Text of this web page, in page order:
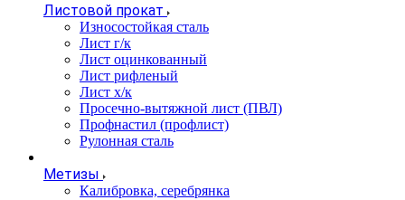
Листовой прокат
Износостойкая сталь
Лист г/к
Лист оцинкованный
Лист рифленый
Лист х/к
Просечно-вытяжной лист (ПВЛ)
Профнастил (профлист)
Рулонная сталь
Метизы
Калибровка, серебрянка